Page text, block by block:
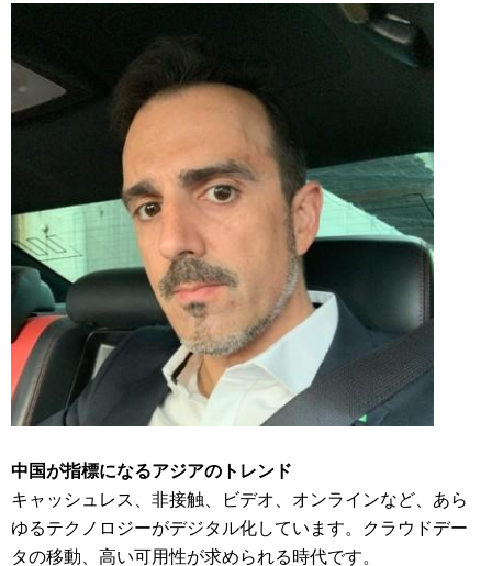
中国が指標になるアジアの トレンド
キャッシュレス、非接触、ビデオ、オンラインなど、あら
ゆるテクノロジーがデジタル化しています。クラウドデー
タの移動、高い可用性が求められる時代です。